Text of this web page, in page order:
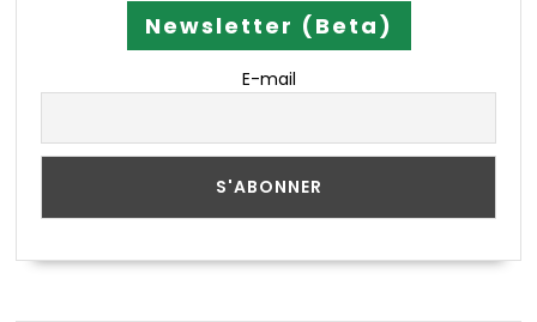
Newsletter (Beta)
E-mail